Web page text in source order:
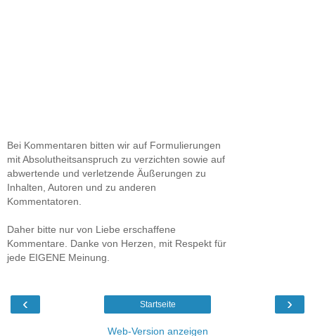
Bei Kommentaren bitten wir auf Formulierungen
mit Absolutheitsanspruch zu verzichten sowie auf
abwertende und verletzende Äußerungen zu
Inhalten, Autoren und zu anderen
Kommentatoren.
Daher bitte nur von Liebe erschaffene
Kommentare. Danke von Herzen, mit Respekt für
jede EIGENE Meinung.
‹ ›
Startseite
Web-Version anzeigen